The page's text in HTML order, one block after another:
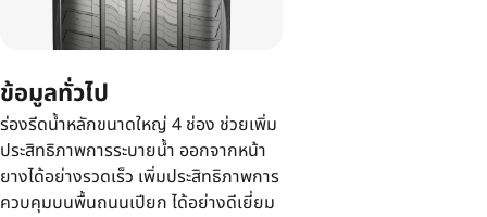
ข้อมูลทั่วไป
ร่องรีดน้ำหลักขนาดใหญ่ 4 ช่อง ช่วยเพิ่ม
ประสิทธิภาพการระบายน้ำ ออกจากหน้า
ยางได้อย่างรวดเร็ว เพิ่มประสิทธิภาพการ
ควบคุมบนพื้นถนนเปียก ได้อย่างดีเยี่ยม